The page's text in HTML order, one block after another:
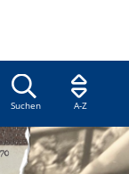
Suchen A-Z